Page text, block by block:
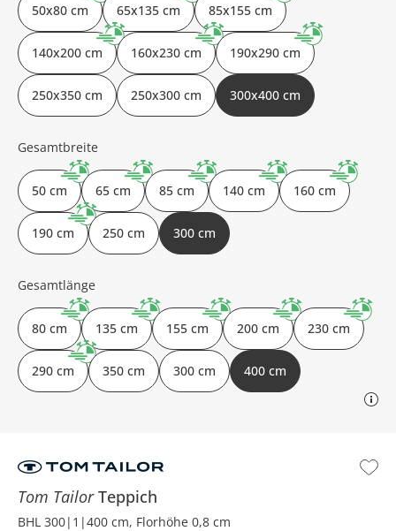
Tom TailorTeppich
BHL 300|1|400 cm, Florhöhe 0,8 cm
50x80 cm 65x135 cm 85x155 cm
140x200 cm 160x230 cm 190x290 cm
250x350 cm 250x300 cm 300x400 cm
Gesamtbreite
50 cm 65 cm 85 cm 140 cm 160 cm
190 cm 250 cm 300 cm
Gesamtlänge
80 cm 135 cm 155 cm 200 cm 230 cm
290 cm 350 cm 300 cm 400 cm